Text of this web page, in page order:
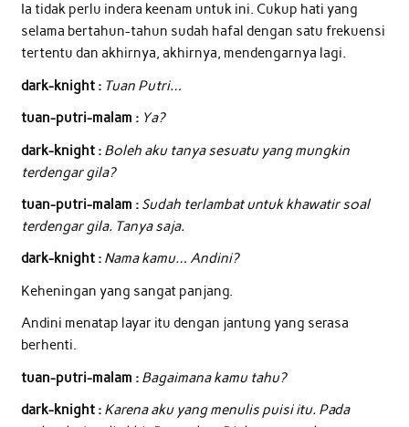
Ia tidak perlu indera keenam untuk ini. Cukup hati yang
selama bertahun-tahun sudah hafal dengan satu frekuensi
tertentu dan akhirnya, akhirnya, mendengarnya lagi.
dark-knight : Tuan Putri…
tuan-putri-malam : Ya?
dark-knight : Boleh aku tanya sesuatu yang mungkin
terdengar gila?
tuan-putri-malam : Sudah terlambat untuk khawatir soal
terdengar gila. Tanya saja.
dark-knight : Nama kamu… Andini?
Keheningan yang sangat panjang.
Andini menatap layar itu dengan jantung yang serasa
berhenti.
tuan-putri-malam : Bagaimana kamu tahu?
dark-knight : Karena aku yang menulis puisi itu. Pada